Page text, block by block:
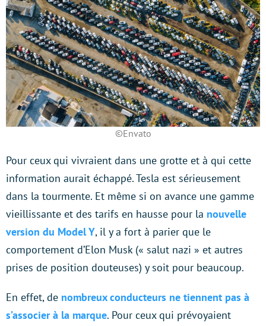
©Envato
Pour ceux qui vivraient dans une grotte et à qui cette
information aurait échappé. Tesla est sérieusement
dans la tourmente. Et même si on avance une gamme
vieillissante et des tarifs en hausse pour la nouvelle
version du Model Y, il y a fort à parier que le
comportement d’Elon Musk (« salut nazi » et autres
prises de position douteuses) y soit pour beaucoup.
En effet, de nombreux conducteurs ne tiennent pas à
s’associer à la marque. Pour ceux qui prévoyaient